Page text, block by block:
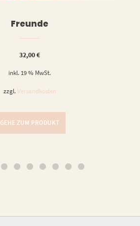
Freunde
32,00€
inkl. 19 % MwSt.
zzgl. Versandkosten
GEHE ZUM PRODUKT